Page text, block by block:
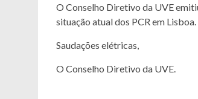
O Conselho Diretivo da UVE
situação atual dos PCR em Lisboa.
Saudações elétricas,
O Conselho Diretivo da UVE.